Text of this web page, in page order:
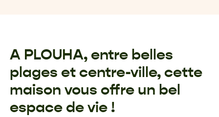
A PLOUHA, entre belles
plages et centre-ville, cette
maison vous offre un bel
espace de vie !